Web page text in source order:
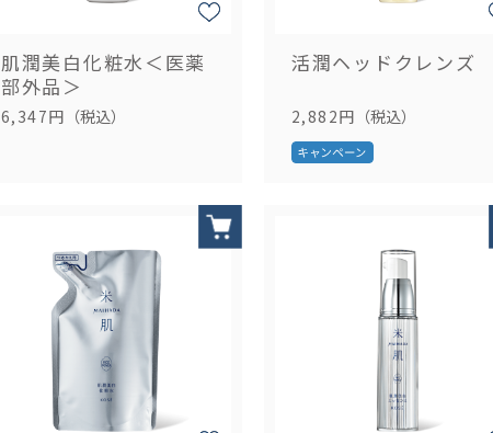
肌潤美白化粧水＜医薬
部外品＞
6,347円 （税込）
活潤ヘッドクレンズ
2,882円 （税込）